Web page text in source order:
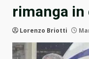
rimanga in
Lorenzo Briotti